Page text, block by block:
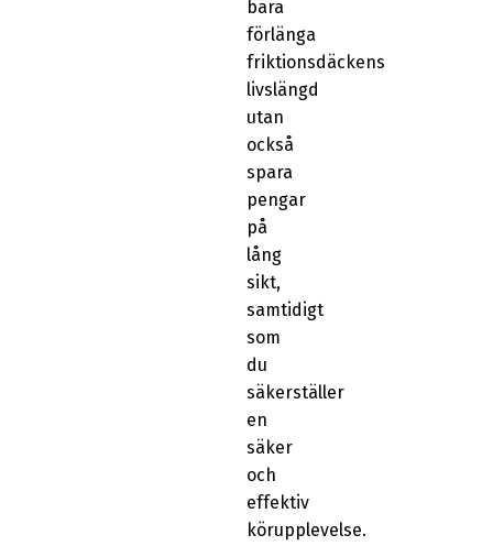
bara
förlänga
friktionsdäckens
livslängd
utan
också
spara
pengar
på
lång
sikt,
samtidigt
som
du
säkerställer
en
säker
och
effektiv
körupplevelse.